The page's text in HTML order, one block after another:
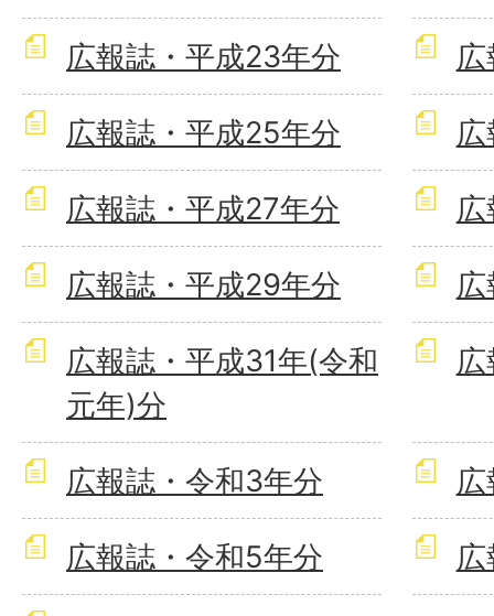
広報誌・平成23年分
広報誌・平成25年分
広報誌・平成27年分
広報誌・平成29年分
広報誌・平成31年(令和
元年)分
広報誌・令和3年分
広報誌・令和5年分